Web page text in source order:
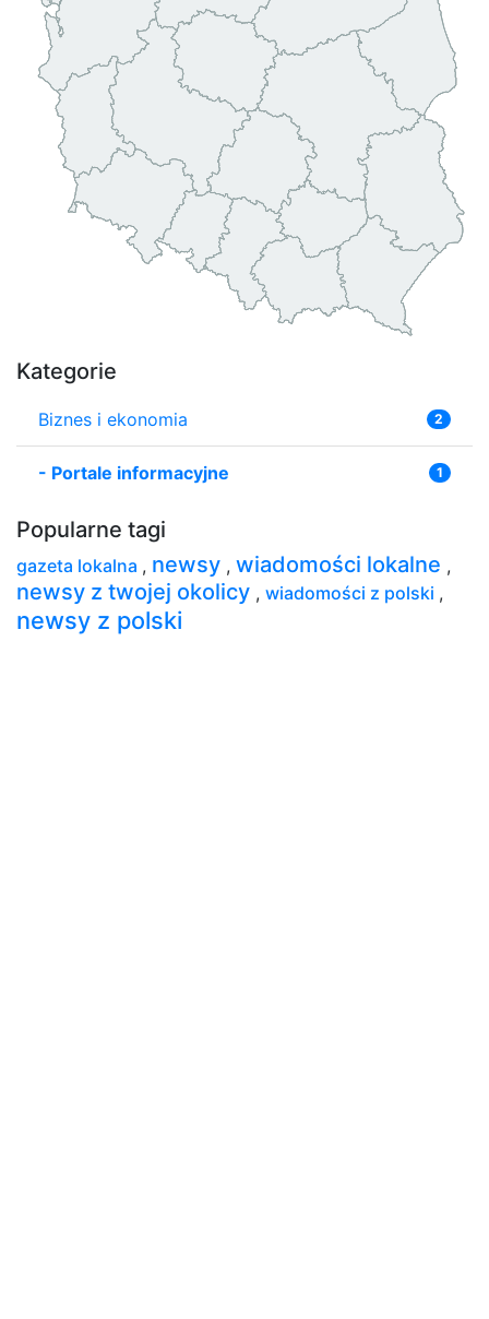
Kategorie
Biznes i ekonomia 2
- Portale informacyjne 1
Popularne tagi
gazeta lokalna , newsy , wiadomości lokalne ,
newsy z twojej okolicy , wiadomości z polski ,
newsy z polski